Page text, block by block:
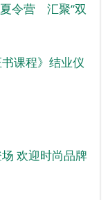
令营 汇聚“双
课程》结业仪
欢迎时尚品牌